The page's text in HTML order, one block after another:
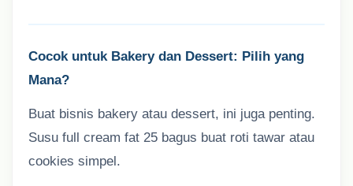
Cocok untuk Bakery dan Dessert: Pilih yang
Mana?
Buat bisnis bakery atau dessert, ini juga penting.
Susu full cream fat 25 bagus buat roti tawar atau
cookies simpel.